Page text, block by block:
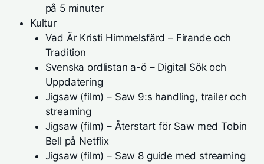
på 5 minuter
Kultur
Vad Är Kristi Himmelsfärd – Firande och
Tradition
Svenska ordlistan a-ö – Digital Sök och
Uppdatering
Jigsaw (film) – Saw 9:s handling, trailer och
streaming
Jigsaw (film) – Återstart för Saw med Tobin
Bell på Netflix
Jigsaw (film) – Saw 8 guide med streaming